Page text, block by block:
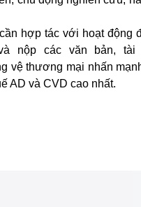
hợp tác với hoạt động
nộp các văn bản,
vệ thương mại nhấn
AD và CVD cao nhất.